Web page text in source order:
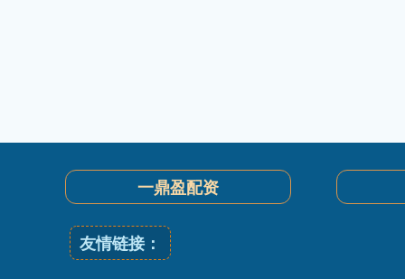
一鼎盈配资
友情链接：